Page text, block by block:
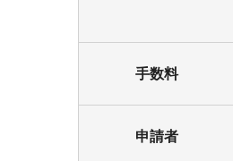
手数料
申請者